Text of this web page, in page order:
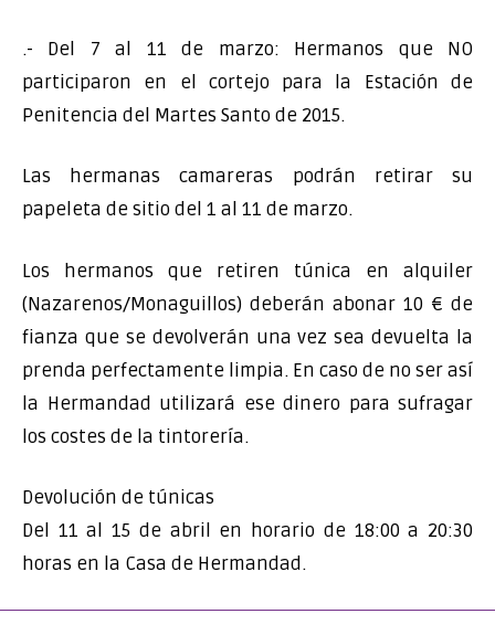
.- Del 7 al 11 de marzo: Hermanos que NO
participaron en el cortejo para la Estación de
Penitencia del Martes Santo de 2015.
Las hermanas camareras podrán retirar su
papeleta de sitio del 1 al 11 de marzo.
Los hermanos que retiren túnica en alquiler
(Nazarenos/Monaguillos) deberán abonar 10 € de
fianza que se devolverán una vez sea devuelta la
prenda perfectamente limpia. En caso de no ser así
la Hermandad utilizará ese dinero para sufragar
los costes de la tintorería.
Devolución de túnicas
Del 11 al 15 de abril en horario de 18:00 a 20:30
horas en la Casa de Hermandad.